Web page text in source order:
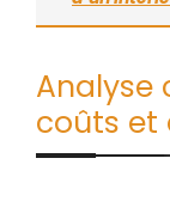
Analyse
coûts et